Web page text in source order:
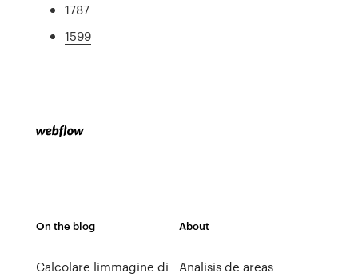
1787
1599
On the blog
Calcolare limmagine di
About
Analisis de areas